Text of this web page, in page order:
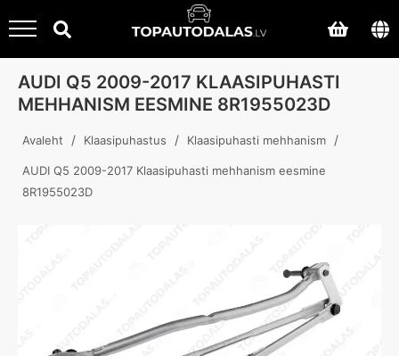
AUDI Q5 2009-2017 KLAASIPUHASTI
MEHHANISM EESMINE 8R1955023D
Avaleht / Klaasipuhastus / Klaasipuhasti mehhanism /
AUDI Q5 2009-2017 Klaasipuhasti mehhanism eesmine
8R1955023D